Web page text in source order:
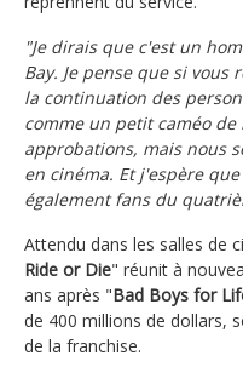
"Je dirais que c'est un
Bay. Je pense que si vous
la continuation des
comme un petit caméo
approbations, mais nous
en cinéma. Et j'espère
également fans du
Attendu dans les salles de
Ride or Die" réunit à
ans après "Bad Boys for
de 400 millions de dollars,
de la franchise.